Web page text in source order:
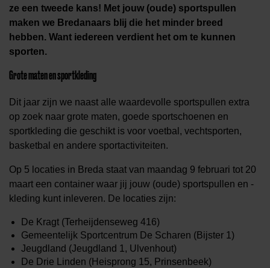
ze een tweede kans! Met jouw (oude) sportspullen
maken we Bredanaars blij die het minder breed
hebben. Want iedereen verdient het om te kunnen
sporten.
Grote maten en sportkleding
Dit jaar zijn we naast alle waardevolle sportspullen extra
op zoek naar grote maten, goede sportschoenen en
sportkleding die geschikt is voor voetbal, vechtsporten,
basketbal en andere sportactiviteiten.
Op 5 locaties in Breda staat van maandag 9 februari tot 20
maart een container waar jij jouw (oude) sportspullen en -
kleding kunt inleveren. De locaties zijn:
De Kragt (Terheijdenseweg 416)
Gemeentelijk Sportcentrum De Scharen (Bijster 1)
Jeugdland (Jeugdland 1, Ulvenhout)
De Drie Linden (Heisprong 15, Prinsenbeek)